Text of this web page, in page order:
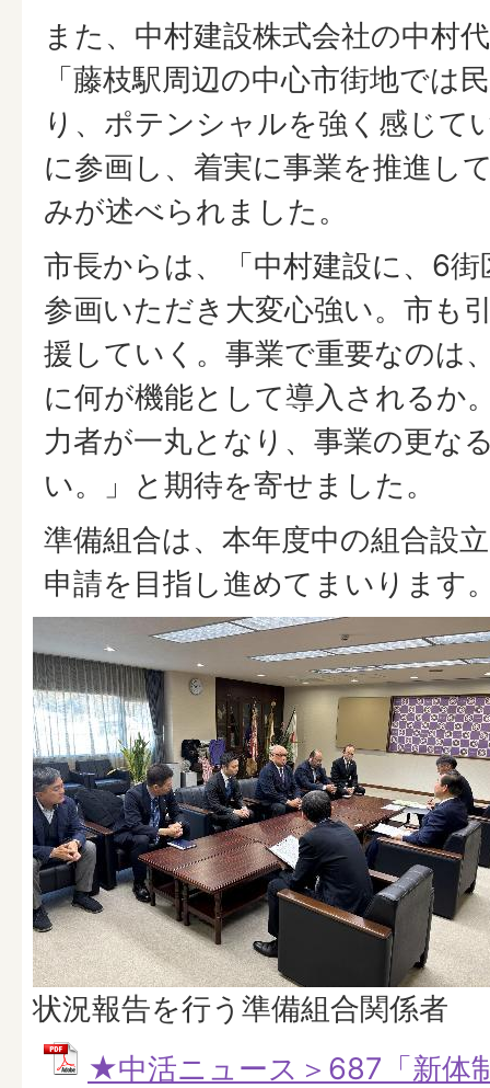
また、中村建設株式会社の中村
「藤枝駅周辺の中心市街地では
り、ポテンシャルを強く感じて
に参画し、着実に事業を推進し
みが述べられました。
市長からは、「中村建設に、6
参画いただき大変心強い。市も
援していく。事業で重要なのは
に何が機能として導入されるか
力者が一丸となり、事業の更な
い。」と期待を寄せました。
準備組合は、本年度中の組合設
申請を目指し進めてまいります
状況報告を行う準備組合関係者
★中活ニュース＞687「新体